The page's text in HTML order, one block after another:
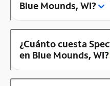
Blue Mounds, WI?
¿Cuánto cuesta
en Blue Mounds, WI?